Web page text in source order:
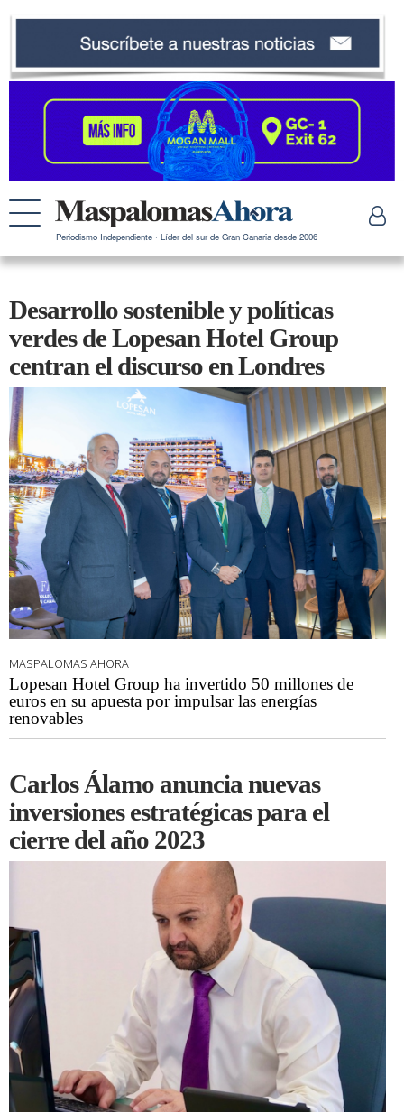
Periodismo Independiente · Líder del sur de Gran Canaria desde 2006
Desarrollo sostenible y políticas
verdes de Lopesan Hotel Group
centran el discurso en Londres
MASPALOMAS AHORA
Lopesan Hotel Group ha invertido 50 millones de
euros en su apuesta por impulsar las energías
renovables
Carlos Álamo anuncia nuevas
inversiones estratégicas para el
cierre del año 2023